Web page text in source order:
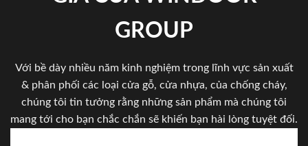
GROUP
Với bề dày nhiều năm kinh nghiệm trong lĩnh vực sản xuất
& phân phối các loại cửa gỗ, cửa nhựa, của chống cháy,
chúng tôi tin tưởng rằng những sản phẩm mà chúng tôi
mang tới cho bạn chắc chắn sẽ khiến bạn hài lòng tuyệt đối.